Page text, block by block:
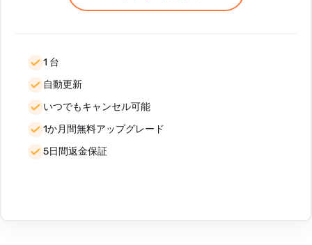
1 台
自動更新
いつでもキャンセル可能
1か月間無料アップグレード
5日間返金保証